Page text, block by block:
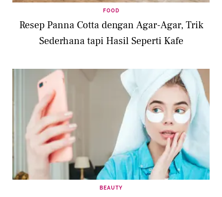
FOOD
Resep Panna Cotta dengan Agar-Agar, Trik
Sederhana tapi Hasil Seperti Kafe
BEAUTY